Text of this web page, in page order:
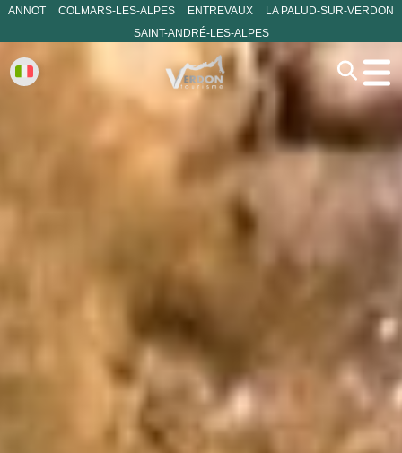
ANNOT COLMARS-LES-ALPES ENTREVAUX
LA PALUD-SUR-VERDON
SAINT-ANDRÉ-LES-ALPES